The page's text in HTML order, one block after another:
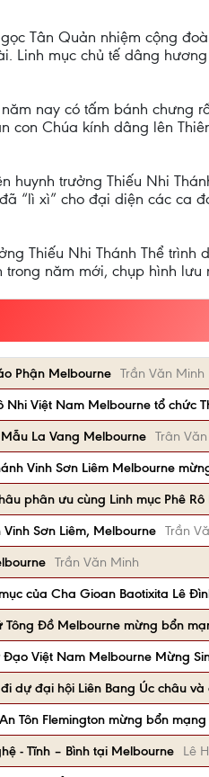
Tân Quản nhiệm cộng
Linh mục chủ tế dâng
nay có tấm bánh chưng
con Chúa kính dâng lên
trưởng Thiếu Nhi
“lì xì” cho đại diện các ca
Thiếu Nhi Thánh Thể
năm mới, chụp hình lưu
Phận Melbourne Trần Văn Minh
Việt Nam Melbourne tổ chức
La Vang Melbourne Trân
Vinh Sơn Liêm Melbourne
phân ưu cùng Linh mục Phê
Sơn Liêm, Melbourne Trần
Trần Văn Minh
của Cha Gioan Baotixita Lê
Đồ Melbourne mừng bổn
Việt Nam Melbourne Mừng
dự đại hội Liên Bang Úc châu
Tôn Flemington mừng bổn mạng
- Tĩnh – Bình tại Melbourne
Lê